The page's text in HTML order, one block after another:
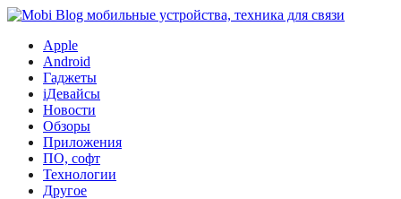
Apple
Android
Гаджеты
iДевайсы
Новости
Обзоры
Приложения
ПО, софт
Технологии
Другое